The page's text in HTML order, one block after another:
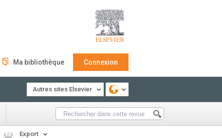
Ma bibliothèque Connexion
Autres sites Elsevier
Export